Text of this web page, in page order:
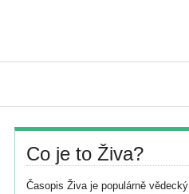
Co je to Živa?
Časopis Živa je populárně vědecký